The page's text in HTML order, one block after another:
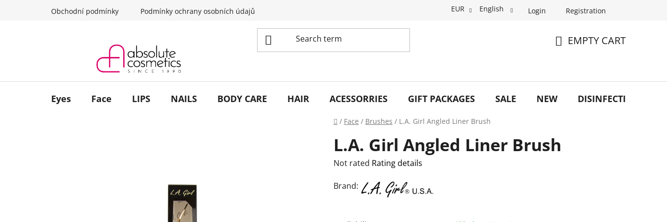
Obchodní podmínky Podmínky ochrany osobních údajů EUR English Login Registration
EMPTY CART
Eyes Face LIPS NAILS BODY CARE HAIR ACESSORRIES GIFT PACKAGES SALE NEW DISINFECTION
Home
/ Face / Brushes / L.A. Girl Angled Liner Brush
L.A. Girl Angled Liner Brush
The
product
Not rated Rating details
Brand: